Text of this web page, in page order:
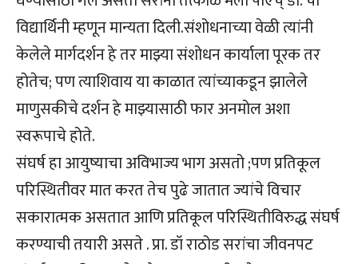
विद्यार्थिनी म्हणून मान्यता दिली.संशोधनाच्या वेळी त्यांनी
केलेले मार्गदर्शन हे तर माझ्या संशोधन कार्याला पूरक तर
होतेच; पण त्याशिवाय या काळात त्यांच्याकडून झालेले
माणुसकीचे दर्शन हे माझ्यासाठी फार अनमोल अशा
स्वरूपाचे होते.
संघर्ष हा आयुष्याचा अविभाज्य भाग असतो ;पण प्रतिकूल
परिस्थितीवर मात करत तेच पुढे जातात ज्यांचे विचार
सकारात्मक असतात आणि प्रतिकूल परिस्थितीविरुद्ध संघर्ष
करण्याची तयारी असते . प्रा. डॉ राठोड सरांचा जीवनपट